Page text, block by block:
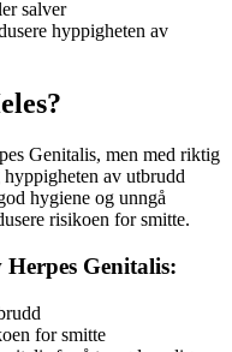
salver
hyppigheten av
Genitalis, men med riktig
av utbrudd
hygiene og unngå
risikoen for smitte.
Genitalis:
for smitte